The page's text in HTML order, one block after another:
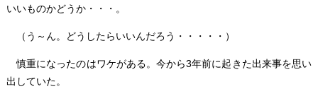
いいものかどうか・・・。
（う～ん。どうしたらいいんだろう・・・・・）
慎重になったのはワケがある。今から3年前に起きた出来事を思い
出していた。